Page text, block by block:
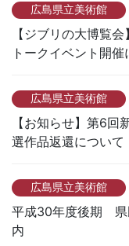
広島県立美術館
【ジブリの大博覧
トークイベント開催
広島県立美術館
【お知らせ】第6
選作品返還について
広島県立美術館
平成30年度後期 県
内